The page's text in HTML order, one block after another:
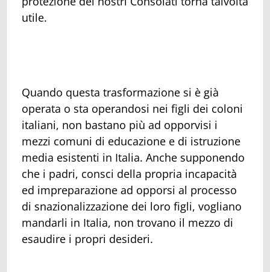
utile.
Quando questa trasformazione si è già
operata o sta operandosi nei figli dei coloni
italiani, non bastano più ad opporvisi i
mezzi comuni di educazione e di istruzione
media esistenti in Italia. Anche supponendo
che i padri, consci della propria incapacità
ed impreparazione ad opporsi al processo
di snazionalizzazione dei loro figli, vogliano
mandarli in Italia, non trovano il mezzo di
esaudire i propri desideri.